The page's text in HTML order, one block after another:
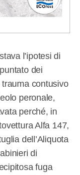
l’ipotesi di
dei
contusivo
peronale,
perché, in
Alfa 147,
dell’Aliquota
di
fuga